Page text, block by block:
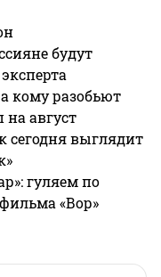
будут
кому разобьют
август
сегодня выглядит
гуляем по
«Вор»